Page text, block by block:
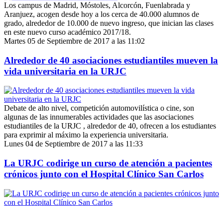
Los campus de Madrid, Móstoles, Alcorcón, Fuenlabrada y
Aranjuez, acogen desde hoy a los cerca de 40.000 alumnos de
grado, alrededor de 10.000 de nuevo ingreso, que inician las clases
en este nuevo curso académico 2017/18.
Martes 05 de Septiembre de 2017 a las 11:02
Alrededor de 40 asociaciones estudiantiles mueven la
vida universitaria en la URJC
Debate de alto nivel, competición automovilística o cine, son
algunas de las innumerables actividades que las asociaciones
estudiantiles de la URJC , alrededor de 40, ofrecen a los estudiantes
para exprimir al máximo la experiencia universitaria.
Lunes 04 de Septiembre de 2017 a las 11:33
La URJC codirige un curso de atención a pacientes
crónicos junto con el Hospital Clínico San Carlos